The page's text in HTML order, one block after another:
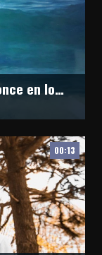
Georgina Melatini, medalla de bronce en los ISA World Para Surfing Championship 2020
00:13